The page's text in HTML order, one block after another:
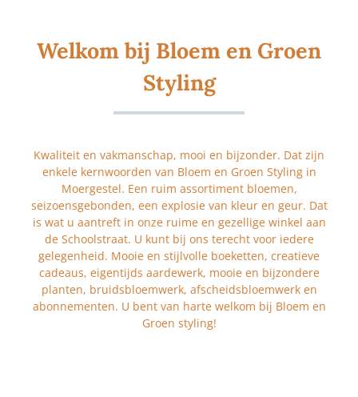
Welkom bij Bloem en Groen
Styling
Kwaliteit en vakmanschap, mooi en bijzonder. Dat zijn
enkele kernwoorden van Bloem en Groen Styling in
Moergestel. Een ruim assortiment bloemen,
seizoensgebonden, een explosie van kleur en geur. Dat
is wat u aantreft in onze ruime en gezellige winkel aan
de Schoolstraat. U kunt bij ons terecht voor iedere
gelegenheid. Mooie en stijlvolle boeketten, creatieve
cadeaus, eigentijds aardewerk, mooie en bijzondere
planten, bruidsbloemwerk, afscheidsbloemwerk en
abonnementen. U bent van harte welkom bij Bloem en
Groen styling!